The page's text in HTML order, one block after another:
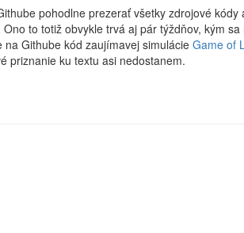
pohodlne prezerať všetky zdrojové kódy
to totiž obvykle trvá aj pár týždňov, kým
Githube kód zaujímavej simulácie Game of
priznanie ku textu asi nedostanem.